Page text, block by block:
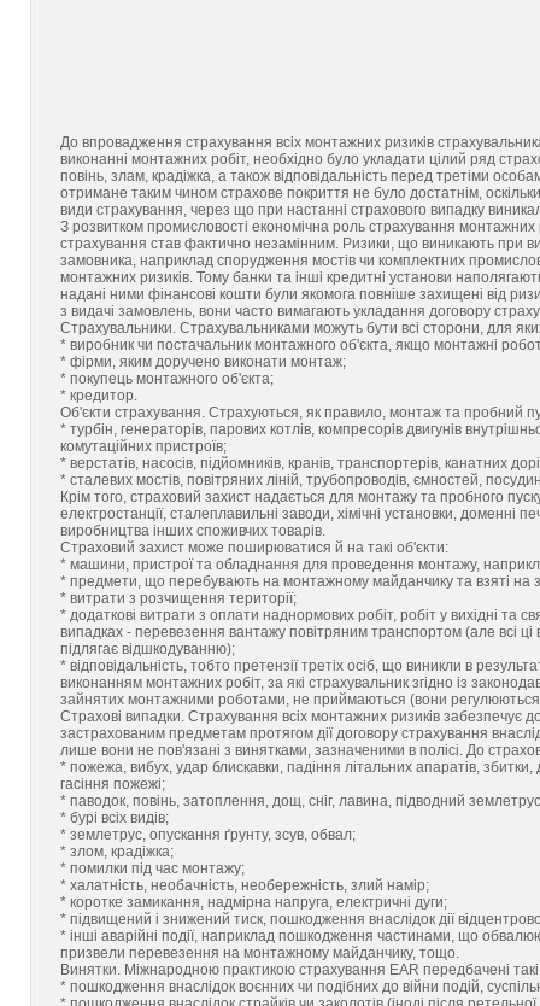
До впровадження страхування всіх монтажних ризиків
виконанні монтажних робіт, необхідно було укладати цілий ряд
повінь, злам, крадіжка, а також відповідальність перед третіми
отримане таким чином страхове покриття не було достатнім,
види страхування, через що при настанні страхового випадку
З розвитком промисловості економічна роль страхування монтажних
страхування став фактично незамінним. Ризики, що виникають при
замовника, наприклад спорудження мостів чи комплектних
монтажних ризиків. Тому банки та інші кредитні установи
надані ними фінансові кошти були якомога повніше захищені від
з видачі замовлень, вони часто вимагають укладання договору
Страхувальники. Страхувальниками можуть бути всі сторони, для
* виробник чи постачальник монтажного об'єкта, якщо монтажні
* фірми, яким доручено виконати монтаж;
* покупець монтажного об'єкта;
* кредитор.
Об'єкти страхування. Страхуються, як правило, монтаж та пробний
* турбін, генераторів, парових котлів, компресорів двигунів
комутаційних пристроїв;
* верстатів, насосів, підйомників, кранів, транспортерів, канатних
* сталевих мостів, повітряних ліній, трубопроводів, ємностей,
Крім того, страховий захист надається для монтажу та пробного
електростанції, сталеплавильні заводи, хімічні установки, доменні
виробництва інших споживчих товарів.
Страховий захист може поширюватися й на такі об'єкти:
* машини, пристрої та обладнання для проведення монтажу,
* предмети, що перебувають на монтажному майданчику та взяті на
* витрати з розчищення території;
* додаткові витрати з оплати наднормових робіт, робіт у вихідні та
випадках - перевезення вантажу повітряним транспортом (але всі
підлягає відшкодуванню);
* відповідальність, тобто претензії третіх осіб, що виникли в
виконанням монтажних робіт, за які страхувальник згідно із
зайнятих монтажними роботами, не приймаються (вони регулюються
Страхові випадки. Страхування всіх монтажних ризиків забезпечує
застрахованим предметам протягом дії договору страхування
лише вони не пов'язані з винятками, зазначеними в полісі. До
* пожежа, вибух, удар блискавки, падіння літальних апаратів,
гасіння пожежі;
* паводок, повінь, затоплення, дощ, сніг, лавина, підводний
* бурі всіх видів;
* землетрус, опускання ґрунту, зсув, обвал;
* злом, крадіжка;
* помилки під час монтажу;
* халатність, необачність, необережність, злий намір;
* коротке замикання, надмірна напруга, електричні дуги;
* підвищений і знижений тиск, пошкодження внаслідок дії
* інші аварійні події, наприклад пошкодження частинами, що
призвели перевезення на монтажному майданчику, тощо.
Винятки. Міжнародною практикою страхування EAR передбачені такі
* пошкодження внаслідок воєнних чи подібних до війни подій,